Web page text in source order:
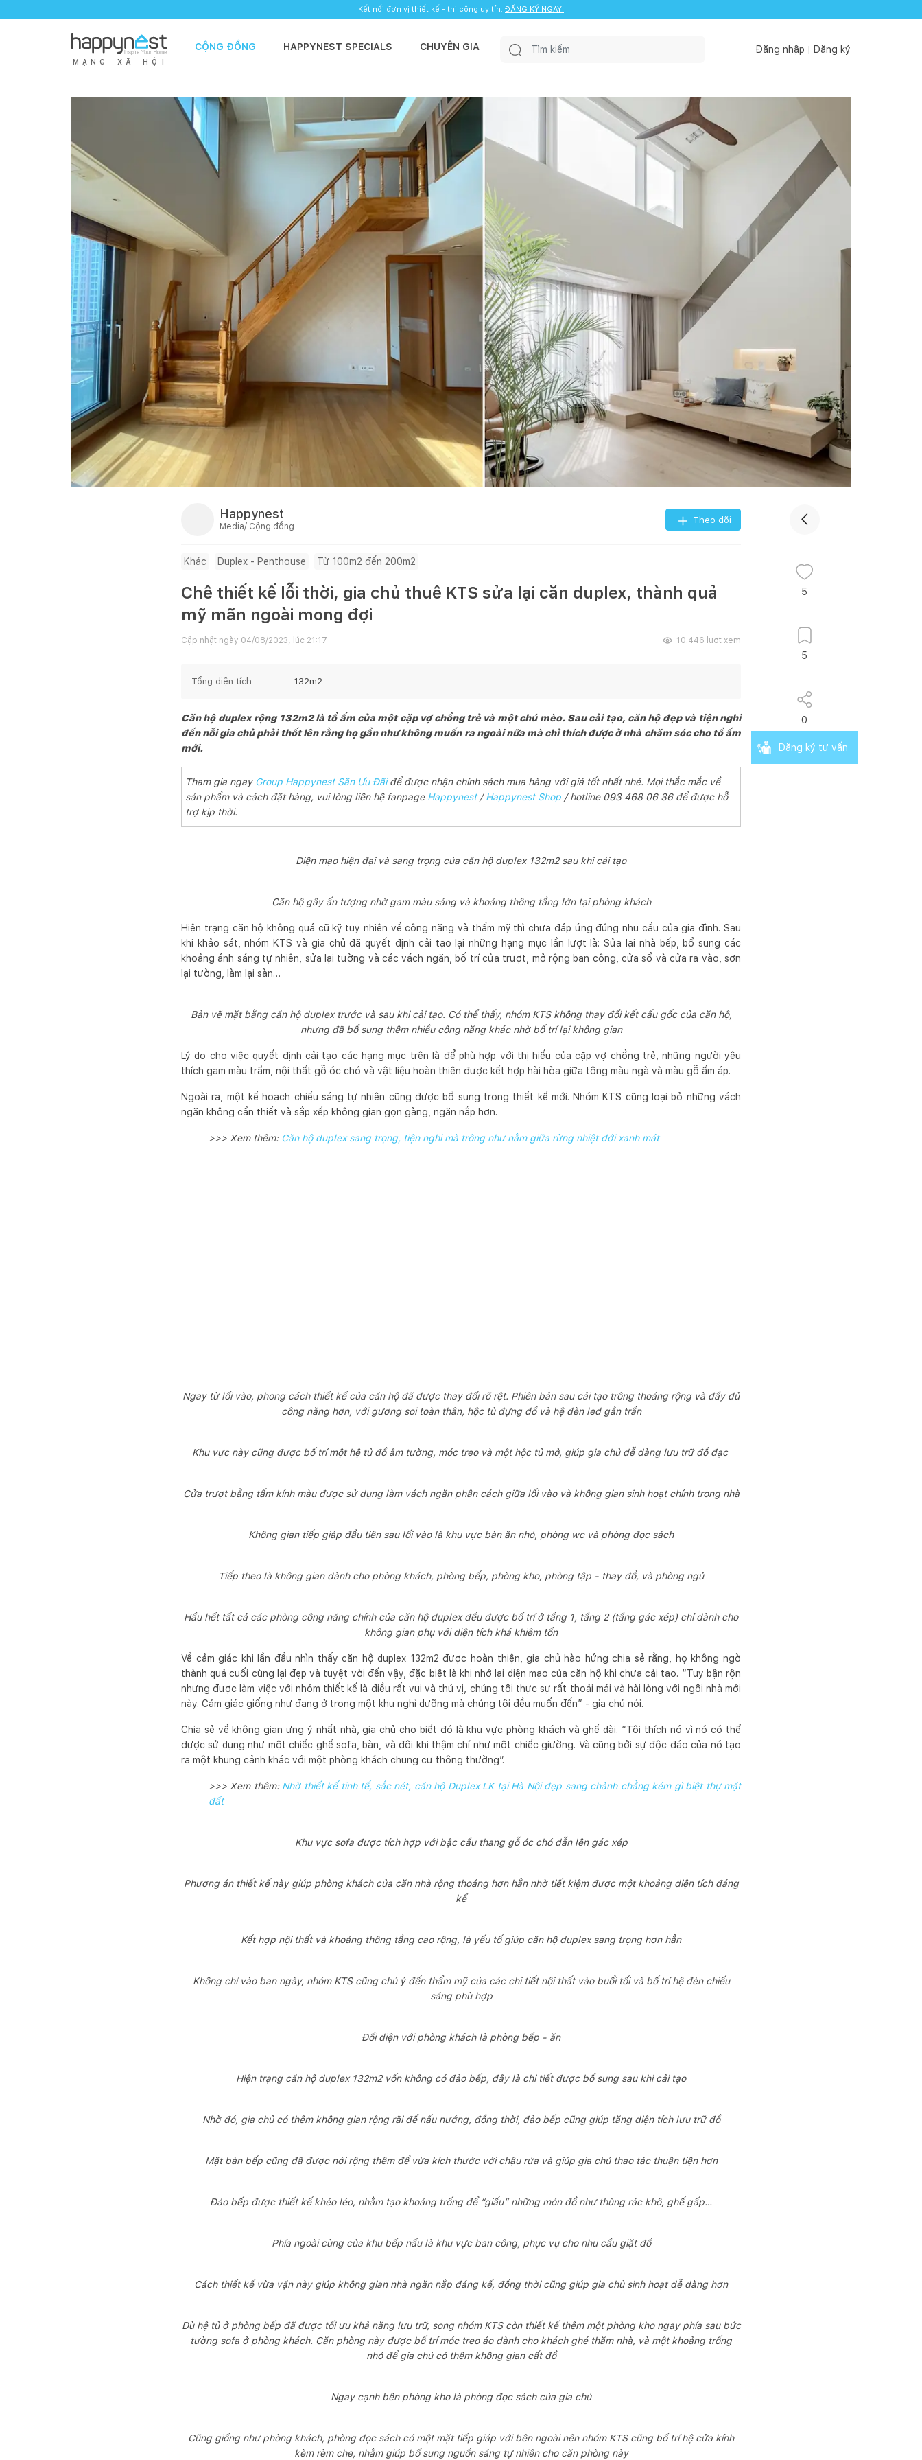
Kết nối đơn vị thiết kế - thi công uy tín. ĐĂNG KÝ NGAY!
M Ạ N G X Ã H Ộ I
CỘNG ĐỒNG HAPPYNEST SPECIALS CHUYÊN GIA Đăng nhập Đăng ký
Happynest
Media/ Cộng đồng
Theo dõi
Khác Duplex - Penthouse Từ 100m2 đến 200m2
Chê thiết kế lỗi thời, gia chủ thuê KTS sửa lại căn duplex, thành quả
mỹ mãn ngoài mong đợi
Cập nhật ngày 04/08/2023, lúc 21:17 10.446 lượt xem
Tổng diện tích 132m2
Căn hộ duplex rộng 132m2 là tổ ấm của một cặp vợ chồng trẻ và một chú mèo. Sau cải tạo, căn hộ đẹp và tiện nghi
đến nỗi gia chủ phải thốt lên rằng họ gần như không muốn ra ngoài nữa mà chỉ thích được ở nhà chăm sóc cho tổ ấm
mới.
Tham gia ngay Group Happynest Săn Ưu Đãiđể được nhận chính sách mua hàng với giá tốt nhất nhé. Mọi thắc mắc về
sản phẩm và cách đặt hàng, vui lòng liên hệ fanpage Happynest/Happynest Shop / hotline 093 468 06 36 để được hỗ
trợ kịp thời.
Diện mạo hiện đại và sang trọng của căn hộ duplex 132m2 sau khi cải tạo
Căn hộ gây ấn tượng nhờ gam màu sáng và khoảng thông tầng lớn tại phòng khách
Hiện trạng căn hộ không quá cũ kỹ tuy nhiên về công năng và thẩm mỹ thì chưa đáp ứng đúng nhu cầu của gia đình. Sau
khi khảo sát, nhóm KTS và gia chủ đã quyết định cải tạo lại những hạng mục lần lượt là: Sửa lại nhà bếp, bổ sung các
khoảng ánh sáng tự nhiên, sửa lại tường và các vách ngăn, bố trí cửa trượt, mở rộng ban công, cửa sổ và cửa ra vào, sơn
lại tường, làm lại sàn…
Bản vẽ mặt bằng căn hộ duplex trước và sau khi cải tạo. Có thể thấy, nhóm KTS không thay đổi kết cấu gốc của căn hộ,
nhưng đã bổ sung thêm nhiều công năng khác nhờ bố trí lại không gian
Lý do cho việc quyết định cải tạo các hạng mục trên là để phù hợp với thị hiếu của cặp vợ chồng trẻ, những người yêu
thích gam màu trầm, nội thất gỗ óc chó và vật liệu hoàn thiện được kết hợp hài hòa giữa tông màu ngà và màu gỗ ấm áp.
Ngoài ra, một kế hoạch chiếu sáng tự nhiên cũng được bổ sung trong thiết kế mới. Nhóm KTS cũng loại bỏ những vách
ngăn không cần thiết và sắp xếp không gian gọn gàng, ngăn nắp hơn.
>>> Xem thêm: Căn hộ duplex sang trọng, tiện nghi mà trông như nằm giữa rừng nhiệt đới xanh mát
Ngay từ lối vào, phong cách thiết kế của căn hộ đã được thay đổi rõ rệt. Phiên bản sau cải tạo trông thoáng rộng và đầy đủ
công năng hơn, với gương soi toàn thân, hộc tủ đựng đồ và hệ đèn led gắn trần
Khu vực này cũng được bố trí một hệ tủ đồ âm tường, móc treo và một hộc tủ mở, giúp gia chủ dễ dàng lưu trữ đồ đạc
Cửa trượt bằng tấm kính màu được sử dụng làm vách ngăn phân cách giữa lối vào và không gian sinh hoạt chính trong nhà
Không gian tiếp giáp đầu tiên sau lối vào là khu vực bàn ăn nhỏ, phòng wc và phòng đọc sách
Tiếp theo là không gian dành cho phòng khách, phòng bếp, phòng kho, phòng tập - thay đồ, và phòng ngủ
Hầu hết tất cả các phòng công năng chính của căn hộ duplex đều được bố trí ở tầng 1, tầng 2 (tầng gác xép) chỉ dành cho
không gian phụ với diện tích khá khiêm tốn
Về cảm giác khi lần đầu nhìn thấy căn hộ duplex 132m2 được hoàn thiện, gia chủ hào hứng chia sẻ rằng, họ không ngờ
thành quả cuối cùng lại đẹp và tuyệt vời đến vậy, đặc biệt là khi nhớ lại diện mạo của căn hộ khi chưa cải tạo. “Tuy bận rộn
nhưng được làm việc với nhóm thiết kế là điều rất vui và thú vị, chúng tôi thực sự rất thoải mái và hài lòng với ngôi nhà mới
này. Cảm giác giống như đang ở trong một khu nghỉ dưỡng mà chúng tôi đều muốn đến” - gia chủ nói.
Chia sẻ về không gian ưng ý nhất nhà, gia chủ cho biết đó là khu vực phòng khách và ghế dài. “Tôi thích nó vì nó có thể
được sử dụng như một chiếc ghế sofa, bàn, và đôi khi thậm chí như một chiếc giường. Và cũng bởi sự độc đáo của nó tạo
ra một khung cảnh khác với một phòng khách chung cư thông thường”.
>>> Xem thêm: Nhờ thiết kế tinh tế, sắc nét, căn hộ Duplex LK tại Hà Nội đẹp sang chảnh chẳng kém gì biệt thự mặt
đất
Khu vực sofa được tích hợp với bậc cầu thang gỗ óc chó dẫn lên gác xép
Phương án thiết kế này giúp phòng khách của căn nhà rộng thoáng hơn hẳn nhờ tiết kiệm được một khoảng diện tích đáng
kể
Kết hợp nội thất và khoảng thông tầng cao rộng, là yếu tố giúp căn hộ duplex sang trọng hơn hẳn
Không chỉ vào ban ngày, nhóm KTS cũng chú ý đến thẩm mỹ của các chi tiết nội thất vào buổi tối và bố trí hệ đèn chiếu
sáng phù hợp
Đối diện với phòng khách là phòng bếp - ăn
Hiện trạng căn hộ duplex 132m2 vốn không có đảo bếp, đây là chi tiết được bổ sung sau khi cải tạo
Nhờ đó, gia chủ có thêm không gian rộng rãi để nấu nướng, đồng thời, đảo bếp cũng giúp tăng diện tích lưu trữ đồ
Mặt bàn bếp cũng đã được nới rộng thêm để vừa kích thước với chậu rửa và giúp gia chủ thao tác thuận tiện hơn
Đảo bếp được thiết kế khéo léo, nhằm tạo khoảng trống để “giấu” những món đồ như thùng rác khô, ghế gấp…
Phía ngoài cùng của khu bếp nấu là khu vực ban công, phục vụ cho nhu cầu giặt đồ
Cách thiết kế vừa vặn này giúp không gian nhà ngăn nắp đáng kể, đồng thời cũng giúp gia chủ sinh hoạt dễ dàng hơn
Dù hệ tủ ở phòng bếp đã được tối ưu khả năng lưu trữ, song nhóm KTS còn thiết kế thêm một phòng kho ngay phía sau bức
tường sofa ở phòng khách. Căn phòng này được bố trí móc treo áo dành cho khách ghé thăm nhà, và một khoảng trống
nhỏ để gia chủ có thêm không gian cất đồ
Ngay cạnh bên phòng kho là phòng đọc sách của gia chủ
Cũng giống như phòng khách, phòng đọc sách có một mặt tiếp giáp với bên ngoài nên nhóm KTS cũng bố trí hệ cửa kính
kèm rèm che, nhằm giúp bổ sung nguồn sáng tự nhiên cho căn phòng này
5
5
0
Đăng ký tư vấn